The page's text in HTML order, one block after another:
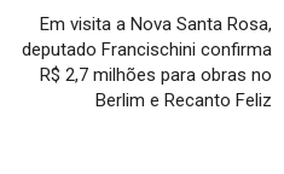
Em visita a Nova Santa Rosa,
deputado Francischini confirma
R$ 2,7 milhões para obras no
Berlim e Recanto Feliz